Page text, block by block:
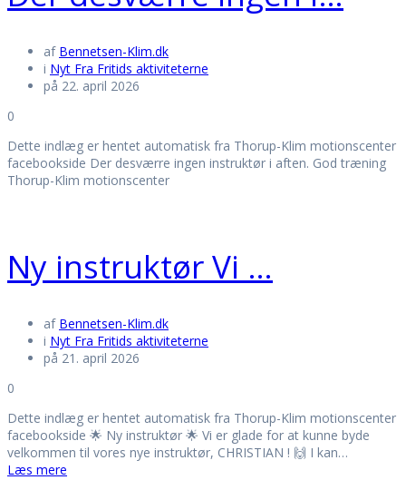
af Bennetsen-Klim.dk
i Nyt Fra Fritids aktiviteterne
på 22. april 2026
0
Dette indlæg er hentet automatisk fra Thorup-Klim motionscenter
facebookside Der desværre ingen instruktør i aften. God træning
Thorup-Klim motionscenter
Ny instruktør Vi …
af Bennetsen-Klim.dk
i Nyt Fra Fritids aktiviteterne
på 21. april 2026
0
Dette indlæg er hentet automatisk fra Thorup-Klim motionscenter
facebookside 🌟 Ny instruktør 🌟 Vi er glade for at kunne byde
velkommen til vores nye instruktør, CHRISTIAN ! 🙌 I kan…
Læs mere